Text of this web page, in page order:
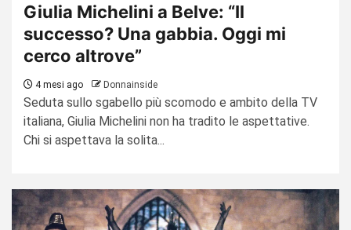
Giulia Michelini a Belve: “Il
successo? Una gabbia. Oggi mi
cerco altrove”
4 mesi ago Donnainside
Seduta sullo sgabello più scomodo e ambito della TV
italiana, Giulia Michelini non ha tradito le aspettative.
Chi si aspettava la solita...